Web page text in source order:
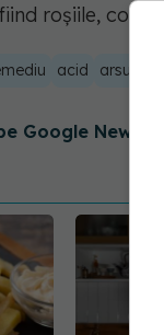
roșiile,
acid arsurile
Google News -